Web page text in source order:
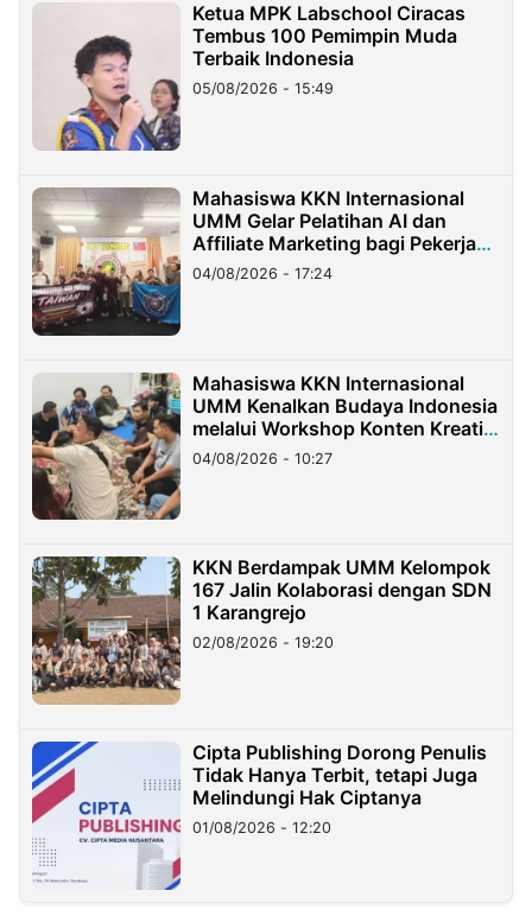
Ketua MPK Labschool Ciracas
Tembus 100 Pemimpin Muda
Terbaik Indonesia
05/08/2026 - 15:49
Mahasiswa KKN Internasional
UMM Gelar Pelatihan AI dan
Affiliate Marketing bagi Pekerja
Migran Indonesia di Taiwan
04/08/2026 - 17:24
Mahasiswa KKN Internasional
UMM Kenalkan Budaya Indonesia
melalui Workshop Konten Kreatif
di Taiwan
04/08/2026 - 10:27
KKN Berdampak UMM Kelompok
167 Jalin Kolaborasi dengan SDN
1 Karangrejo
02/08/2026 - 19:20
Cipta Publishing Dorong Penulis
Tidak Hanya Terbit, tetapi Juga
Melindungi Hak Ciptanya
01/08/2026 - 12:20